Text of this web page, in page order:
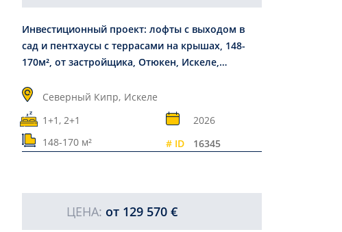
Инвестиционный проект: лофты с выходом в
сад и пентхаусы с террасами на крышах, 148-
170м², от застройщика, Отюкен, Искеле,
Северный Кипр, Искеле
1+1, 2+1
2026
148-170 м²
# ID 16345
ЦЕНА: от 129 570 €